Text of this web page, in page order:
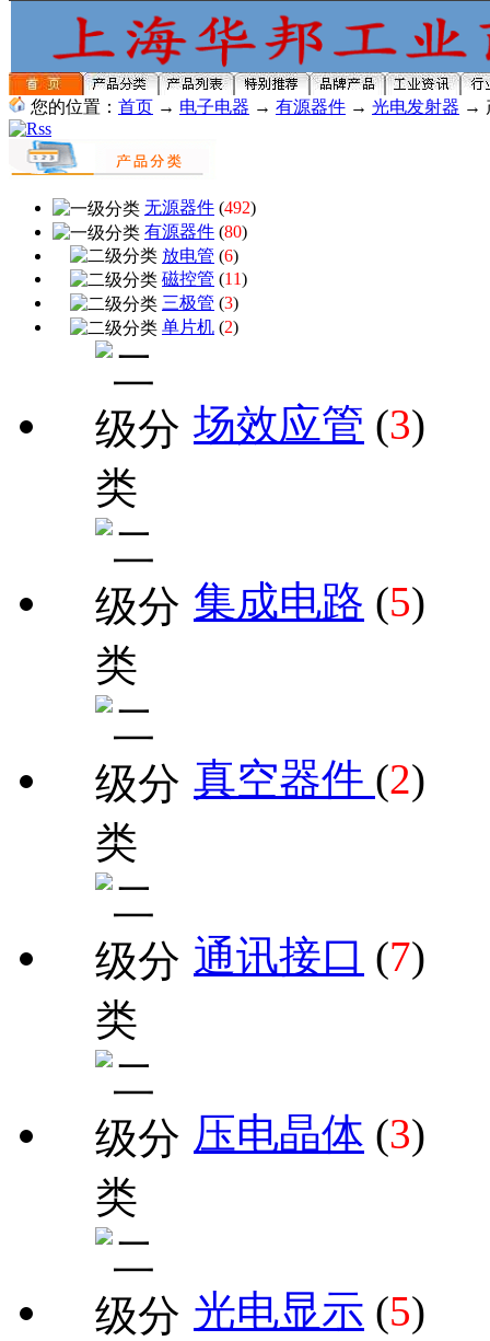
您的位置： 首页 → 电子电器 → 有源器件 → 光电发射器 →
无源器件 (492)
有源器件 (80)
放电管 (6)
磁控管 (11)
三极管 (3)
单片机 (2)
场效应管 (3)
集成电路 (5)
真空器件 (2)
通讯接口 (7)
压电晶体 (3)
光电显示 (5)